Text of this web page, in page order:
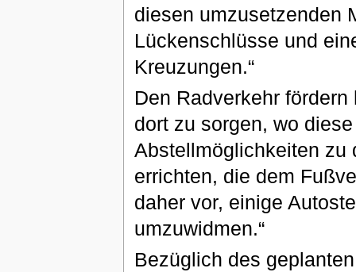
diesen umzusetzenden
Lückenschlüsse und
Kreuzungen.“
Den Radverkehr
dort zu sorgen, wo
Abstellmöglichkeiten zu
errichten, die dem
daher vor, einige
umzuwidmen.“
Bezüglich des